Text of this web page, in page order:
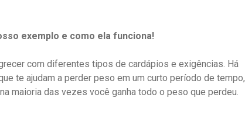
exemplo e como ela funciona!
com diferentes tipos de cardápios e exigências. Há
te ajudam a perder peso em um curto período de tempo,
maioria das vezes você ganha todo o peso que perdeu.